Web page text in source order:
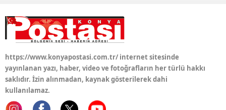
https://www.konyapostasi.com.tr/ internet sitesinde
yayınlanan yazı, haber, video ve fotoğrafların her türlü hakkı
saklıdır. İzin alınmadan, kaynak gösterilerek dahi
kullanılamaz.